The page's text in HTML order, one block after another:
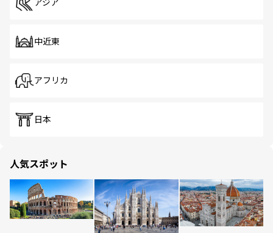
アジア
中近東
アフリカ
日本
人気スポット